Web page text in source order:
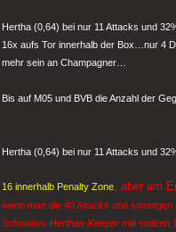
Hertha (0,64) bei nur 11 Attacks und
16x aufs Tor innerhalb der Box…nur 4
mehr sein an Champagner…
Bis auf M05 und BVB die Anzahl der
Hertha (0,64) bei nur 11 Attacks und
16 innerhalb Penalty Zone, aber am
wenn man die 40 Attacks und sonstigen
Schwolow, Herthas-Keeper miit stolzen